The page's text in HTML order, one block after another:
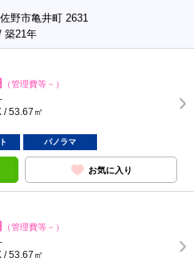
野市亀井町 2631
築21年
（管理費等－）
/ 53.67㎡
パノラマ
お気に入り
（管理費等－）
/ 53.67㎡